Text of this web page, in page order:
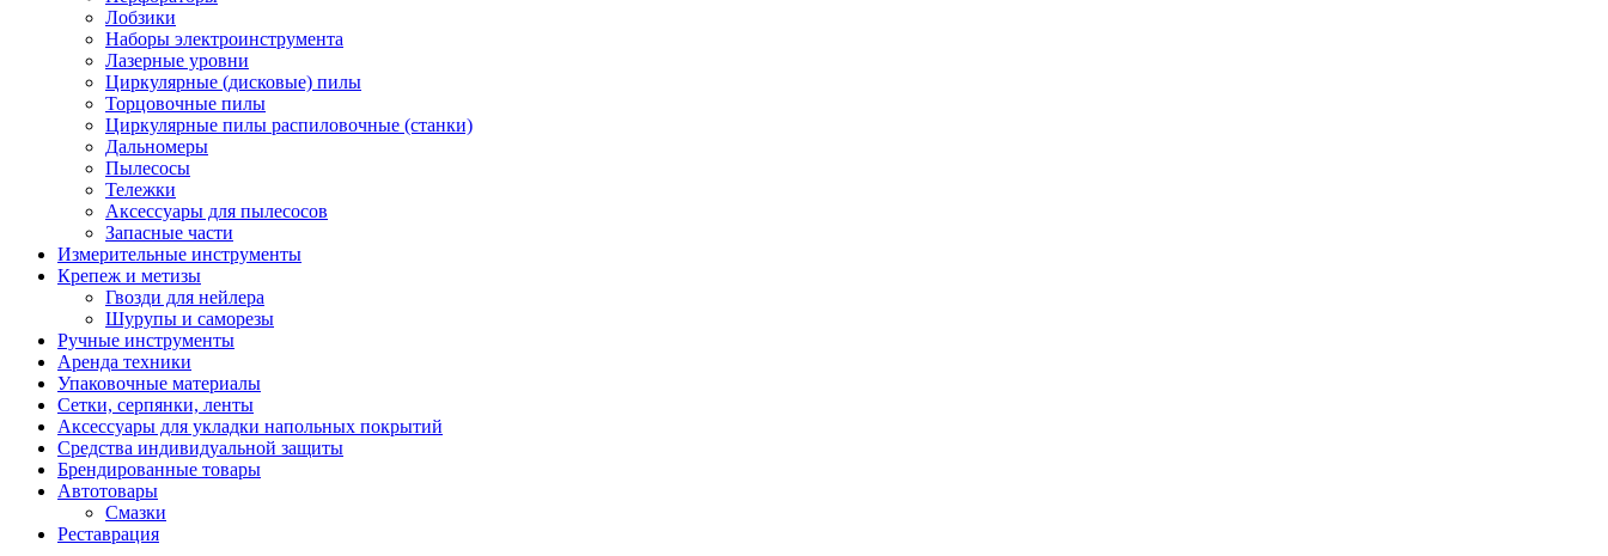
Лобзики
Наборы электроинструмента
Лазерные уровни
Циркулярные (дисковые) пилы
Торцовочные пилы
Циркулярные пилы распиловочные (станки)
Дальномеры
Пылесосы
Тележки
Аксессуары для пылесосов
Запасные части
Измерительные инструменты
Крепеж и метизы
Гвозди для нейлера
Шурупы и саморезы
Ручные инструменты
Аренда техники
Упаковочные материалы
Сетки, серпянки, ленты
Аксессуары для укладки напольных покрытий
Средства индивидуальной защиты
Брендированные товары
Автотовары
Смазки
Реставрация